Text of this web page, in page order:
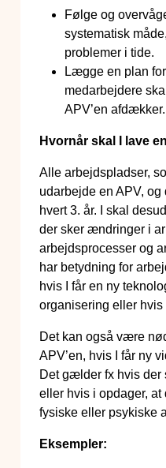
Følge og
systematisk
problemer i tide.
Lægge en plan
medarbejdere
APV’en afdækker.
Hvornår skal I lave
Alle arbejdspladser,
udarbejde en APV,
hvert 3. år. I skal
der sker ændringer i
arbejdsprocesser og
har betydning for
hvis I får en ny
organisering eller
Det kan også være
APV’en, hvis I får ny
Det gælder fx hvis der
eller hvis i opdager, at
fysiske eller psykiske
Eksempler: